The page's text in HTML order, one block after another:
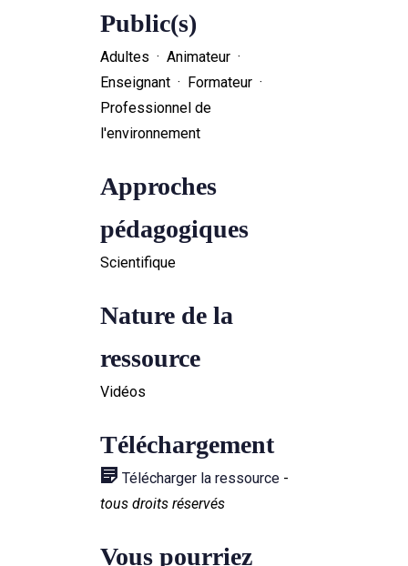
Public(s)
Adultes · Animateur ·
Enseignant · Formateur ·
Professionnel de
l'environnement
Approches
pédagogiques
Scientifique
Nature de la
ressource
Vidéos
Téléchargement
Télécharger la ressource -
tous droits réservés
Vous pourriez